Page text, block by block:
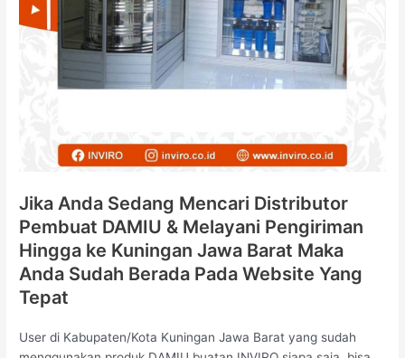
Jika Anda Sedang Mencari Distributor
Pembuat DAMIU & Melayani Pengiriman
Hingga ke Kuningan Jawa Barat Maka
Anda Sudah Berada Pada Website Yang
Tepat
User di Kabupaten/Kota Kuningan Jawa Barat yang sudah